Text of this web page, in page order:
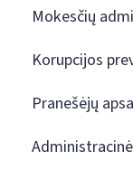
Mokesčių
Korupcijos
Pranešėjų